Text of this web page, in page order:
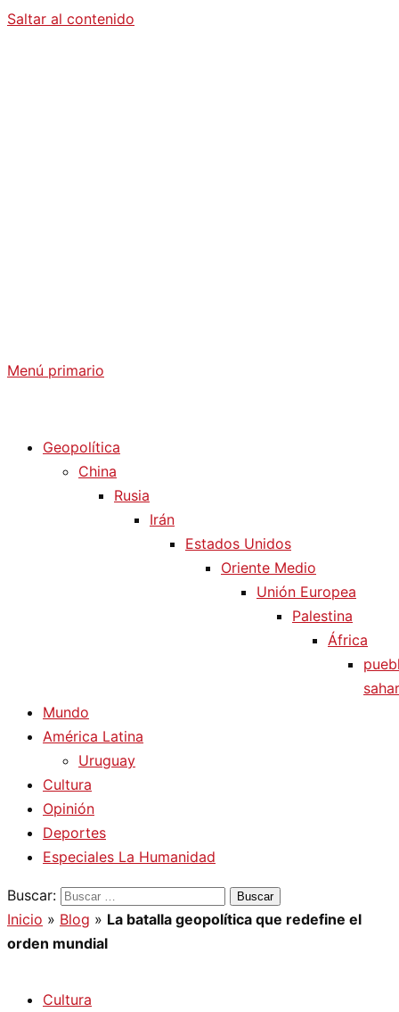
Saltar al contenido
Menú primario
Geopolítica
China
Rusia
Irán
Estados Unidos
Oriente Medio
Unión Europea
Palestina
África
Mundo
América Latina
Uruguay
Cultura
Opinión
Deportes
Especiales La Humanidad
Buscar:
Inicio » Blog » La batalla geopolítica que redefine el
orden mundial
Cultura